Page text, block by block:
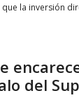
la inversión
del